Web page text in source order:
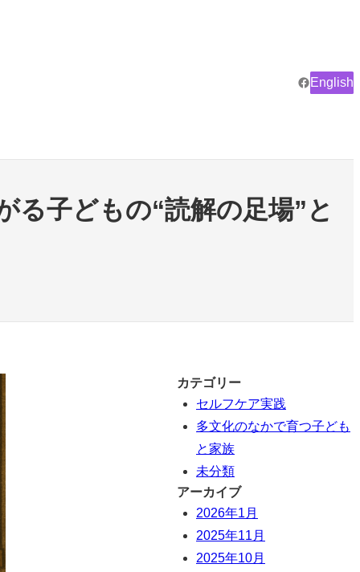
Facebook
English
子どもの“読解の足場”と
カテゴリー
セルフケア実践
多文化のなかで育つ子ども
と家族
未分類
アーカイブ
2026年1月
2025年11月
2025年10月